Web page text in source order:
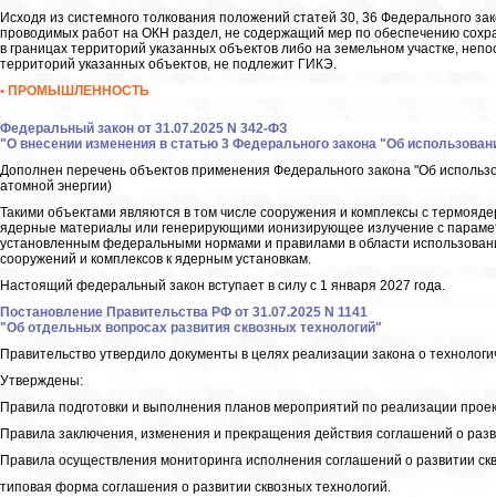
Исходя из системного толкования положений статей 30, 36 Федерального
проводимых работ на ОКН раздел, не содержащий мер по обеспечению
в границах территорий указанных объектов либо на земельном участке,
территорий указанных объектов, не подлежит ГИКЭ.
• ПРОМЫШЛЕННОСТЬ
Федеральный закон от 31.07.2025 N 342-ФЗ
"О внесении изменения в статью 3 Федерального закона "Об
Дополнен перечень объектов применения Федерального закона "Об
атомной энергии)
Такими объектами являются в том числе сооружения и комплексы с
ядерные материалы или генерирующими ионизирующее излучение с
установленным федеральными нормами и правилами в области
сооружений и комплексов к ядерным установкам.
Настоящий федеральный закон вступает в силу с 1 января 2027 года.
Постановление Правительства РФ от 31.07.2025 N 1141
"Об отдельных вопросах развития сквозных технологий"
Правительство утвердило документы в целях реализации закона о
Утверждены:
Правила подготовки и выполнения планов мероприятий по реализации
Правила заключения, изменения и прекращения действия соглашений о
Правила осуществления мониторинга исполнения соглашений о развитии
типовая форма соглашения о развитии сквозных технологий.